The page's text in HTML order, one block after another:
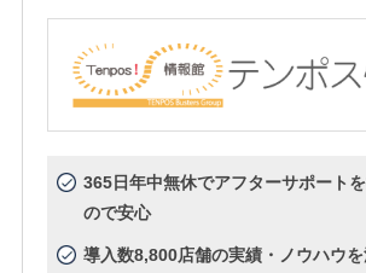
365日年中無休でアフターサポート
ので安心
導入数8,800店舗の実績・ノウハウ